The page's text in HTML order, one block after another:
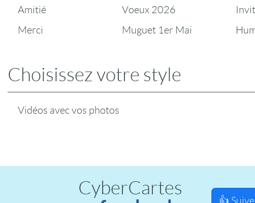
Amitié
Merci
Voeux 2026
Muguet 1er Mai
Choisissez votre style
Vidéos avec vos photos
CyberCartes
👍